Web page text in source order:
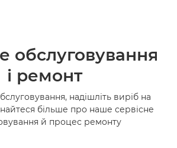
обслуговування
і ремонт
надішліть виріб на
більше про наше сервісне
й процес ремонту